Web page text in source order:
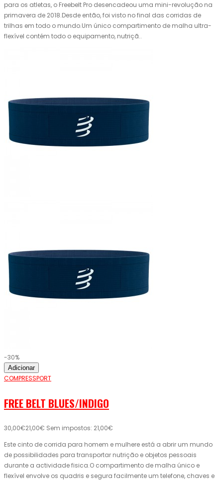
para os atletas, o Freebelt Pro desencadeou uma mini-revolução na
primavera de 2018.Desde então, foi visto no final das corridas de
trilhas em todo o mundo.Um único compartimento de malha ultra-
flexível contém todo o equipamento, nutriçã..
-30%
Adicionar
COMPRESSPORT
FREE BELT BLUES/INDIGO
30,00€21,00€ Sem impostos: 21,00€
Este cinto de corrida para homem e mulhere está a abrir um mundo
de possibilidades para transportar nutrição e objetos pessoais
durante a actividade fisica.O compartimento de malha único e
flexível envolve os quadris e segura facilmente um telefone, chaves e